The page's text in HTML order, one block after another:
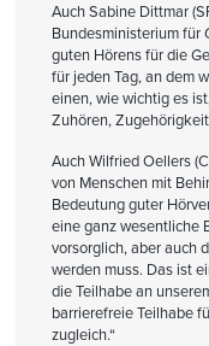
Auch Sabine Dittmar
Bundesministerium für
guten Hörens für die
für jeden Tag, an dem
einen, wie wichtig es
Zuhören,
Auch Wilfried Oellers
von Menschen mit
Bedeutung guter
eine ganz wesentliche
vorsorglich, aber auch
werden muss. Das ist
die Teilhabe an
barrierefreie Teilhabe
zugleich.“